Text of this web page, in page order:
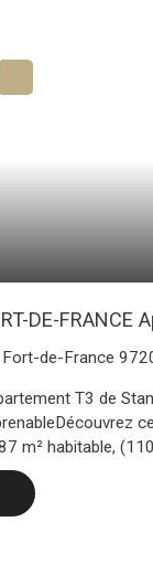
DE-FRANCE
Fort-de-France
T3 de
m² habitable,
avec ascenseur,
Cet appartement
et dispose de